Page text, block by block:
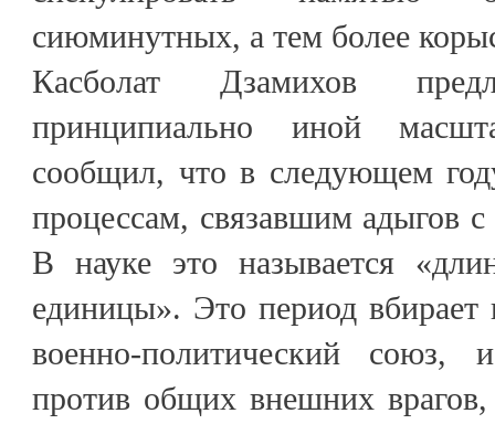
сиюминутных, а тем более
Касболат Дзамихов
принципиально иной
сообщил, что в следующем
процессам, связавшим адыгов с
В науке это называется
единицы». Это период вбирает
военно-политический союз,
против общих внешних